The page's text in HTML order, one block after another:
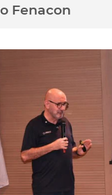
Fenacon